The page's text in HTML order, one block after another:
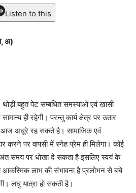
Listen to this
अ)
बहुत पेट सम्बंधित समस्याओं एवं खासी
ही रहेगी। परन्तु कार्य क्षेत्र पर उतार
आज अधूरे रह सकते है। सामाजिक एवं
करने पर वापसी में स्नेह प्रेम ही मिलेगा। कोई
अंत समय पर धोखा दे सकता है इसलिए स्वयं के
आकस्मिक लाभ की संभावना है प्रलोभन से बचे
लघु यात्रा हो सकती है।